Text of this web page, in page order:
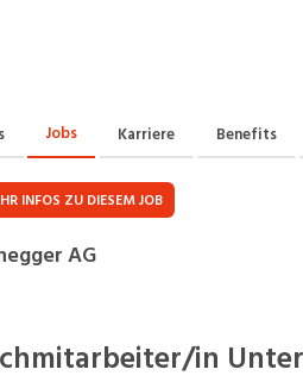
Handel, Kundenberatung,
Jobs Karriere Benefits
INFOS ZU DIESEM JOB
AG
in